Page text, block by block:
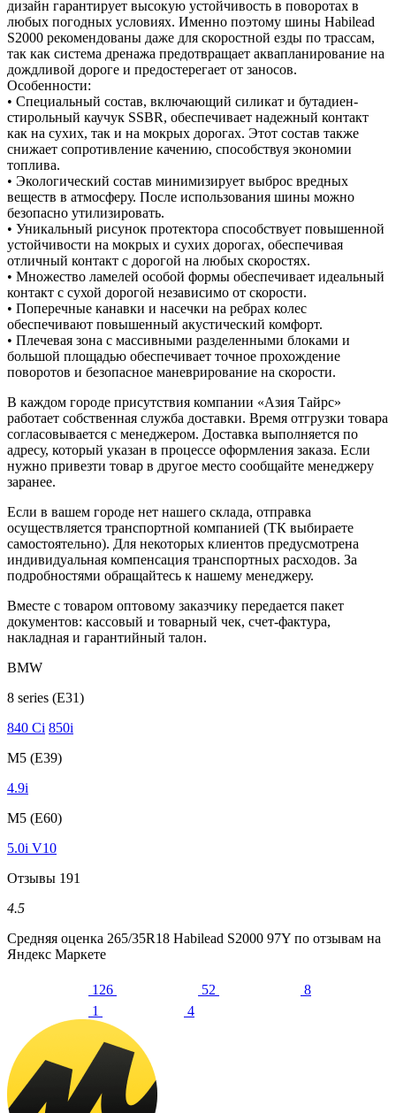
дизайн гарантирует высокую устойчивость в поворотах в
любых погодных условиях. Именно поэтому шины Habilead
S2000 рекомендованы даже для скоростной езды по трассам,
так как система дренажа предотвращает аквапланирование на
дождливой дороге и предостерегает от заносов.
Особенности:
• Специальный состав, включающий силикат и бутадиен-
стирольный каучук SSBR, обеспечивает надежный контакт
как на сухих, так и на мокрых дорогах. Этот состав также
снижает сопротивление качению, способствуя экономии
топлива.
• Экологический состав минимизирует выброс вредных
веществ в атмосферу. После использования шины можно
безопасно утилизировать.
• Уникальный рисунок протектора способствует повышенной
устойчивости на мокрых и сухих дорогах, обеспечивая
отличный контакт с дорогой на любых скоростях.
• Множество ламелей особой формы обеспечивает идеальный
контакт с сухой дорогой независимо от скорости.
• Поперечные канавки и насечки на ребрах колес
обеспечивают повышенный акустический комфорт.
• Плечевая зона с массивными разделенными блоками и
большой площадью обеспечивает точное прохождение
поворотов и безопасное маневрирование на скорости.
В каждом городе присутствия компании «Азия Тайрс»
работает собственная служба доставки. Время отгрузки товара
согласовывается с менеджером. Доставка выполняется по
адресу, который указан в процессе оформления заказа. Если
нужно привезти товар в другое место сообщайте менеджеру
заранее.
Если в вашем городе нет нашего склада, отправка
осуществляется транспортной компанией (ТК выбираете
самостоятельно). Для некоторых клиентов предусмотрена
индивидуальная компенсация транспортных расходов. За
подробностями обращайтесь к нашему менеджеру.
Вместе с товаром оптовому заказчику передается пакет
документов: кассовый и товарный чек, счет-фактура,
накладная и гарантийный талон.
BMW
8 series (E31)
840 Ci 850i
M5 (E39)
4.9i
M5 (E60)
5.0i V10
Отзывы 191
4.5
Средняя оценка 265/35R18 Habilead S2000 97Y по отзывам на
Яндекс Маркете
126 52
8
1
4